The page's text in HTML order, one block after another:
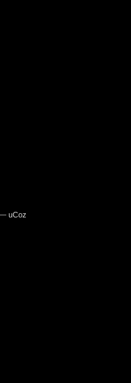
uCoz